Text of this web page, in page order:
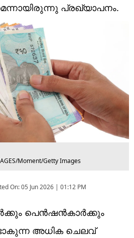
പ്രഖ്യാപനം.
Moment/Getty Images
On:05 Jun 2026 | 01:12 PM
പെൻഷൻകാർക്കും
അധിക ചെലവ്